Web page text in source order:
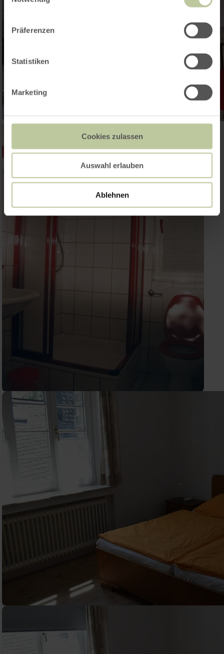
Präferenzen
Statistiken
Marketing
Cookies zulassen
Auswahl erlauben
Ablehnen